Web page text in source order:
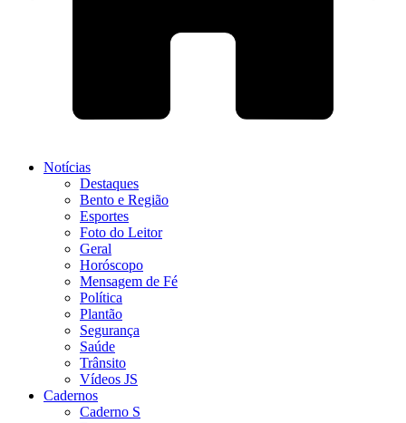
Notícias
Destaques
Bento e Região
Esportes
Foto do Leitor
Geral
Horóscopo
Mensagem de Fé
Política
Plantão
Segurança
Saúde
Trânsito
Vídeos JS
Cadernos
Caderno S